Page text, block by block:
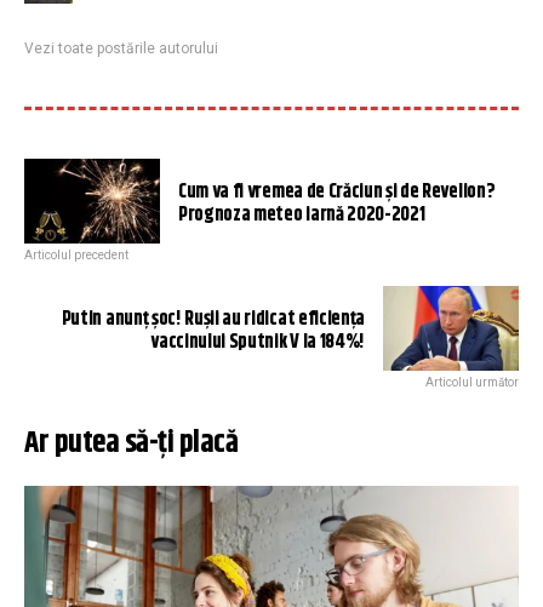
Vezi toate postările autorului
Cum va fi vremea de Crăciun și de Revelion?
Prognoza meteo iarnă 2020-2021
Articolul precedent
Putin anunț șoc! Rușii au ridicat eficiența
vaccinului Sputnik V la 184%!
Articolul următor
Ar putea să-ți placă